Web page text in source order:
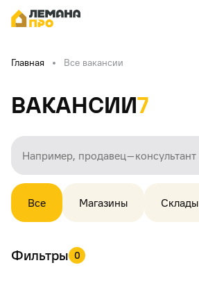
Главная Все вакансии
Вакансии7
Все Магазины Склады
Фильтры 0